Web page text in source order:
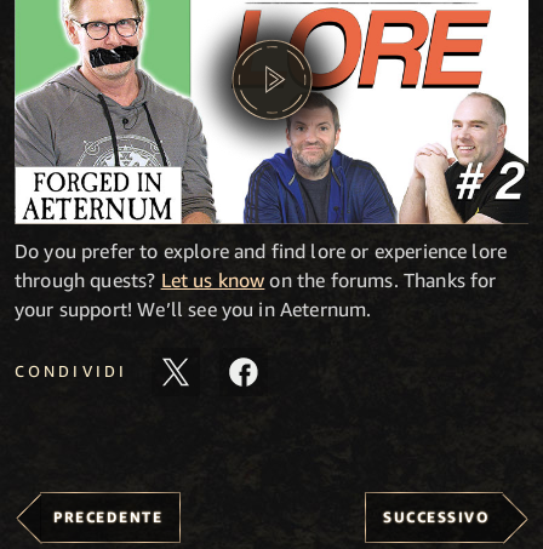
Do you prefer to explore and find lore or experience lore
through quests? Let us know on the forums. Thanks for
your support! We’ll see you in Aeternum.
CONDIVIDI
PRECEDENTE SUCCESSIVO